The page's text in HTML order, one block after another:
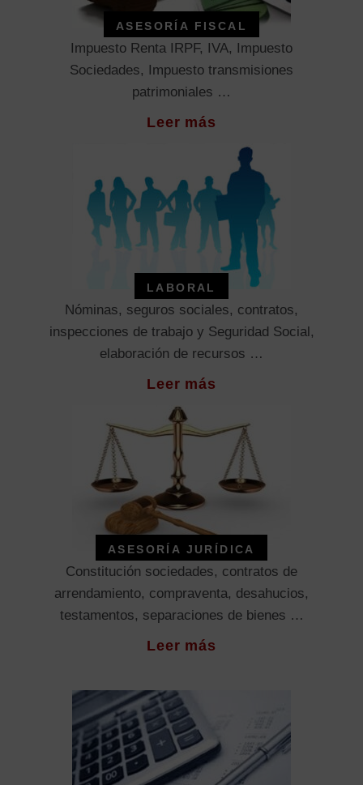
ASESORÍA FISCAL
Impuesto Renta IRPF, IVA, Impuesto
Sociedades, Impuesto transmisiones
patrimoniales …
Leer más
LABORAL
Nóminas, seguros sociales, contratos,
inspecciones de trabajo y Seguridad Social,
elaboración de recursos …
Leer más
ASESORÍA JURÍDICA
Constitución sociedades, contratos de
arrendamiento, compraventa, desahucios,
testamentos, separaciones de bienes …
Leer más